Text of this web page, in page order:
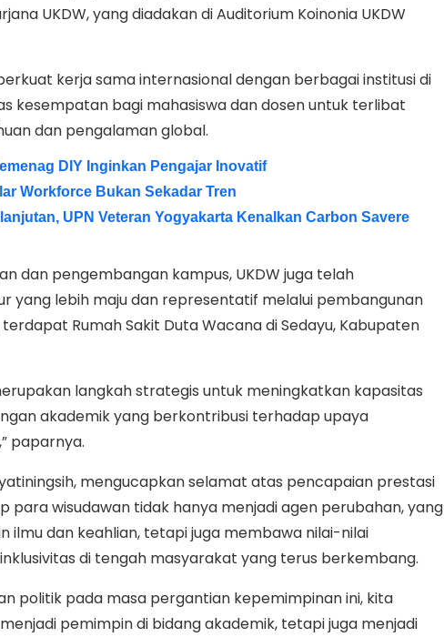
UKDW, yang diadakan di Auditorium Koinonia UKDW
kerja sama internasional dengan berbagai institusi di
kesempatan bagi mahasiswa dan dosen untuk terlibat
dan pengalaman global.
DIY Inginkan Pengajar Inovatif
Workforce Bukan Sekadar Tren
UPN Veteran Yogyakarta Kenalkan Carbon Savere
dan pengembangan kampus, UKDW juga telah
yang lebih maju dan representatif melalui pembangunan
Rumah Sakit Duta Wacana di Sedayu, Kabupaten
langkah strategis untuk meningkatkan kapasitas
akademik yang berkontribusi terhadap upaya
paparnya.
mengucapkan selamat atas pencapaian prestasi
para wisudawan tidak hanya menjadi agen perubahan, yang
ilmu dan keahlian, tetapi juga membawa nilai-nilai
di tengah masyarakat yang terus berkembang.
politik pada masa pergantian kepemimpinan ini, kita
pemimpin di bidang akademik, tetapi juga menjadi